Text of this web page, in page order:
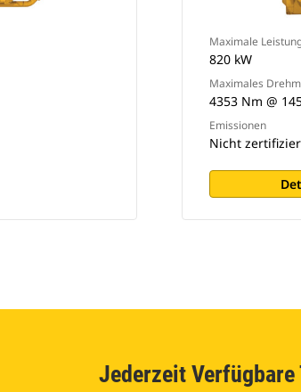
Maximale
820 kW
Maximales
4353 Nm @
Emissionen
Nicht
Jederzeit Verfügbare